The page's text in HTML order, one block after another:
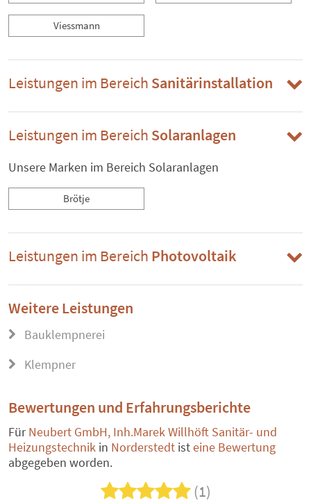
Viessmann
Leistungen im Bereich Sanitärinstallation
Leistungen im Bereich Solaranlagen
Unsere Marken im Bereich Solaranlagen
Brötje
Leistungen im Bereich Photovoltaik
Weitere Leistungen
Bauklempnerei
Klempner
Bewertungen und Erfahrungsberichte
FürNeubert GmbH, Inh.Marek Willhöft Sanitär- und
Heizungstechnik in Norderstedt isteine Bewertung
abgegeben worden.
(1)